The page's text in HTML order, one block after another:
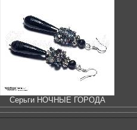
Серьги НОЧНЫЕ ГОРОДА